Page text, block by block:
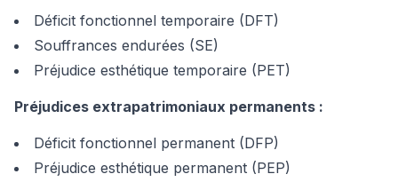
Déficit fonctionnel temporaire (DFT)
Souffrances endurées (SE)
Préjudice esthétique temporaire (PET)
Préjudices extrapatrimoniaux permanents :
Déficit fonctionnel permanent (DFP)
Préjudice esthétique permanent (PEP)